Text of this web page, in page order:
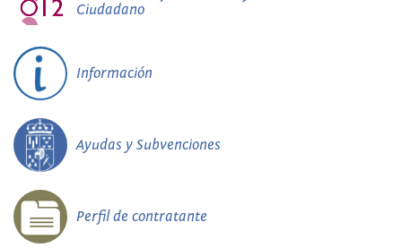
Ciudadano
Información
Ayudas y Subvenciones
Perfil de contratante